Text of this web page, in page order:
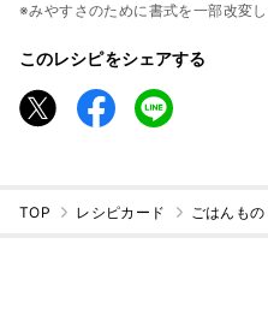
※みやすさのために書式を一部改変し
このレシピをシェアする
TOP レシピカード ごはんもの